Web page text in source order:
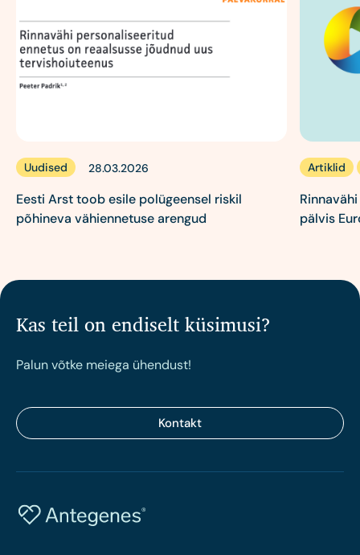
Uudised 28.03.2026
Eesti Arst toob esile polügeensel riskil
põhineva vähiennetuse arengud
Artiklid
pälvis
Kas teil on endiselt küsimusi?
Palun võtke meiega ühendust!
Kontakt